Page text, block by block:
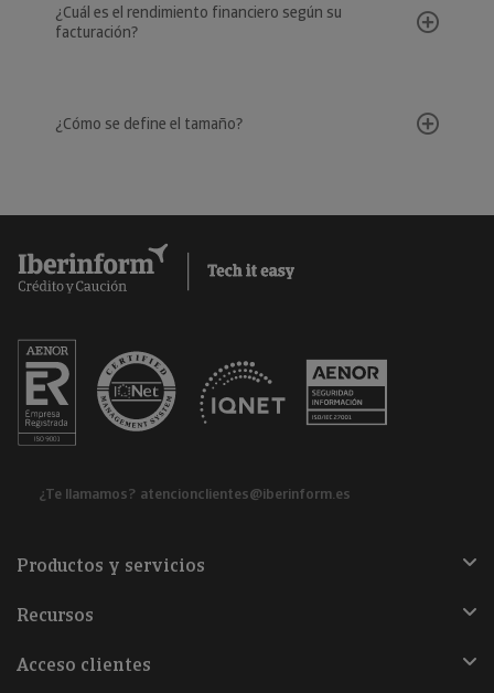
¿Cuál es el rendimiento financiero según su
facturación?
¿Cómo se define el tamaño?
¿Te llamamos? atencionclientes@iberinform.es
Productos y servicios
Recursos
Acceso clientes